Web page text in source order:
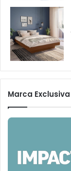
Marca Exclusiva